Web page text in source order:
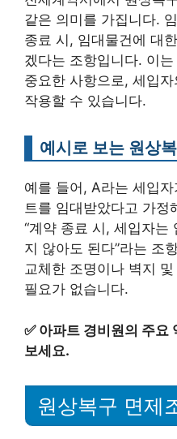
같은 의미를 가집니다.
종료 시, 임대물건에 대
겠다는 조항입니다. 이
중요한 사항으로, 세입
작용할 수 있습니다.
예시로 보는 원상
예를 들어, A라는 세입
트를 임대받았다고 가정
“계약 종료 시, 세입자는
지 않아도 된다”라는 조
교체한 조명이나 벽지
필요가 없습니다.
✅ 아파트 경비원의 주요
보세요.
원상복구 면제